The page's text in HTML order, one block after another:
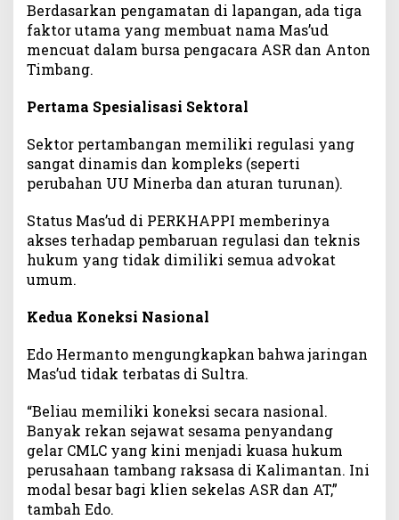
T
i
m
k
A
S
R
A
T
Berdasarkan pengamatan di lapangan, ada tiga
faktor utama yang membuat nama Mas’ud
mencuat dalam bursa pengacara ASR dan Anton
Timbang.
Pertama Spesialisasi Sektoral
Sektor pertambangan memiliki regulasi yang
sangat dinamis dan kompleks (seperti
perubahan UU Minerba dan aturan turunan).
Status Mas’ud di PERKHAPPI memberinya
akses terhadap pembaruan regulasi dan teknis
hukum yang tidak dimiliki semua advokat
umum.
Kedua Koneksi Nasional
Edo Hermanto mengungkapkan bahwa jaringan
Mas’ud tidak terbatas di Sultra.
“Beliau memiliki koneksi secara nasional.
Banyak rekan sejawat sesama penyandang
gelar CMLC yang kini menjadi kuasa hukum
perusahaan tambang raksasa di Kalimantan. Ini
modal besar bagi klien sekelas ASR dan AT,”
tambah Edo.